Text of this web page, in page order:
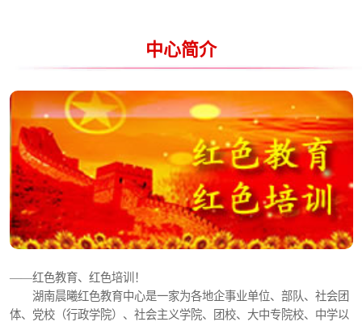
中心简介
——红色教育、红色培训！
湖南晨曦红色教育中心是一家为各地企事业单位、部队、社会团
体、党校（行政学院）、社会主义学院、团校、大中专院校、中学以